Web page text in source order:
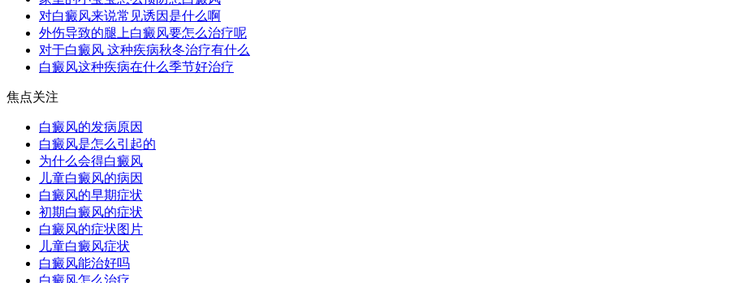
对白癜风来说常见诱因是什么啊
外伤导致的腿上白癜风要怎么治疗呢
对于白癜风 这种疾病秋冬治疗有什么
白癜风这种疾病在什么季节好治疗
焦点关注
白癜风的发病原因
白癜风是怎么引起的
为什么会得白癜风
儿童白癜风的病因
白癜风的早期症状
初期白癜风的症状
白癜风的症状图片
儿童白癜风症状
白癜风能治好吗
白癜风怎么治疗